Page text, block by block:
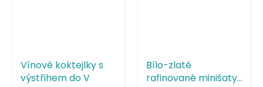
Vínové koktejlky s
výstřihem do V
Bílo-zlaté
rafinované minišaty